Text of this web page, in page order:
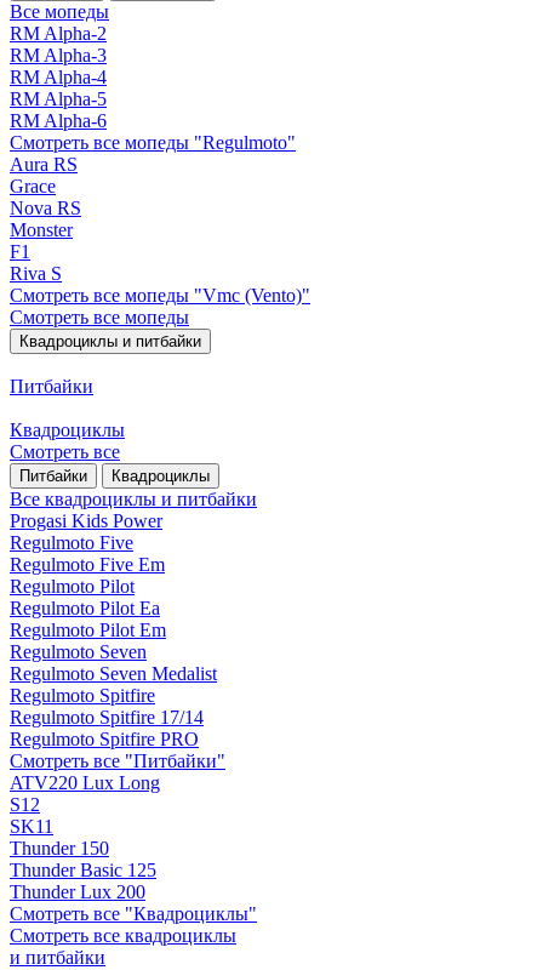
Все мопеды
RM Alpha-2
RM Alpha-3
RM Alpha-4
RM Alpha-5
RM Alpha-6
Смотреть все мопеды "Regulmoto"
Aura RS
Grace
Nova RS
Monster
F1
Riva S
Смотреть все мопеды "Vmc (Vento)"
Смотреть все мопеды
Квадроциклы и питбайки
Питбайки
Квадроциклы
Смотреть все
Питбайки Квадроциклы
Все квадроциклы и питбайки
Progasi Kids Power
Regulmoto Five
Regulmoto Five Em
Regulmoto Pilot
Regulmoto Pilot Ea
Regulmoto Pilot Em
Regulmoto Seven
Regulmoto Seven Medalist
Regulmoto Spitfire
Regulmoto Spitfire 17/14
Regulmoto Spitfire PRO
Смотреть все "Питбайки"
ATV220 Lux Long
S12
SK11
Thunder 150
Thunder Basic 125
Thunder Lux 200
Смотреть все "Квадроциклы"
Смотреть все квадроциклы
и питбайки